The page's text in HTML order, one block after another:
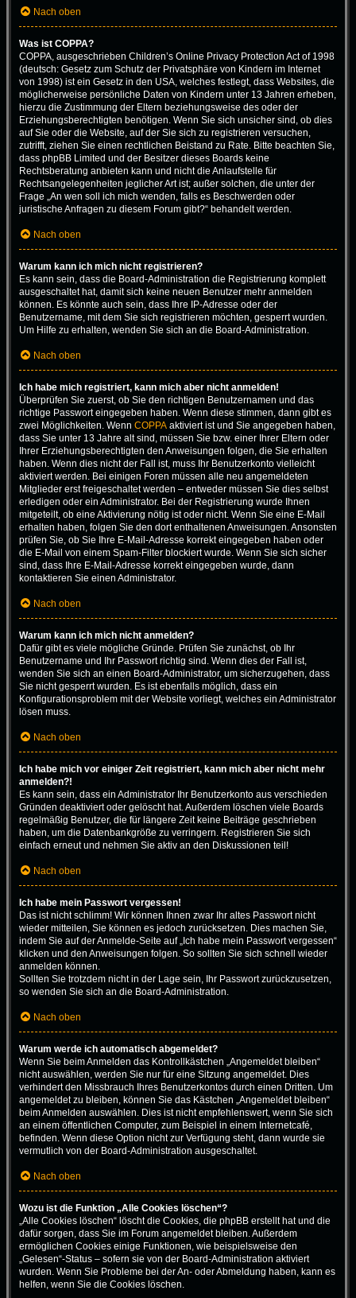
Nach oben
Was ist COPPA?
COPPA, ausgeschrieben Children’s Online Privacy Protection Act of 1998
(deutsch: Gesetz zum Schutz der Privatsphäre von Kindern im Internet
von 1998) ist ein Gesetz in den USA, welches festlegt, dass Websites, die
möglicherweise persönliche Daten von Kindern unter 13 Jahren erheben,
hierzu die Zustimmung der Eltern beziehungsweise des oder der
Erziehungsberechtigten benötigen. Wenn Sie sich unsicher sind, ob dies
auf Sie oder die Website, auf der Sie sich zu registrieren versuchen,
zutrifft, ziehen Sie einen rechtlichen Beistand zu Rate. Bitte beachten Sie,
dass phpBB Limited und der Besitzer dieses Boards keine
Rechtsberatung anbieten kann und nicht die Anlaufstelle für
Rechtsangelegenheiten jeglicher Art ist; außer solchen, die unter der
Frage „An wen soll ich mich wenden, falls es Beschwerden oder
juristische Anfragen zu diesem Forum gibt?“ behandelt werden.
Nach oben
Warum kann ich mich nicht registrieren?
Es kann sein, dass die Board-Administration die Registrierung komplett
ausgeschaltet hat, damit sich keine neuen Benutzer mehr anmelden
können. Es könnte auch sein, dass Ihre IP-Adresse oder der
Benutzername, mit dem Sie sich registrieren möchten, gesperrt wurden.
Um Hilfe zu erhalten, wenden Sie sich an die Board-Administration.
Nach oben
Ich habe mich registriert, kann mich aber nicht anmelden!
Überprüfen Sie zuerst, ob Sie den richtigen Benutzernamen und das
richtige Passwort eingegeben haben. Wenn diese stimmen, dann gibt es
zwei Möglichkeiten. Wenn COPPA aktiviert ist und Sie angegeben haben,
dass Sie unter 13 Jahre alt sind, müssen Sie bzw. einer Ihrer Eltern oder
Ihrer Erziehungsberechtigten den Anweisungen folgen, die Sie erhalten
haben. Wenn dies nicht der Fall ist, muss Ihr Benutzerkonto vielleicht
aktiviert werden. Bei einigen Foren müssen alle neu angemeldeten
Mitglieder erst freigeschaltet werden – entweder müssen Sie dies selbst
erledigen oder ein Administrator. Bei der Registrierung wurde Ihnen
mitgeteilt, ob eine Aktivierung nötig ist oder nicht. Wenn Sie eine E-Mail
erhalten haben, folgen Sie den dort enthaltenen Anweisungen. Ansonsten
prüfen Sie, ob Sie Ihre E-Mail-Adresse korrekt eingegeben haben oder
die E-Mail von einem Spam-Filter blockiert wurde. Wenn Sie sich sicher
sind, dass Ihre E-Mail-Adresse korrekt eingegeben wurde, dann
kontaktieren Sie einen Administrator.
Nach oben
Warum kann ich mich nicht anmelden?
Dafür gibt es viele mögliche Gründe. Prüfen Sie zunächst, ob Ihr
Benutzername und Ihr Passwort richtig sind. Wenn dies der Fall ist,
wenden Sie sich an einen Board-Administrator, um sicherzugehen, dass
Sie nicht gesperrt wurden. Es ist ebenfalls möglich, dass ein
Konfigurationsproblem mit der Website vorliegt, welches ein Administrator
lösen muss.
Nach oben
Ich habe mich vor einiger Zeit registriert, kann mich aber nicht mehr
anmelden?!
Es kann sein, dass ein Administrator Ihr Benutzerkonto aus verschieden
Gründen deaktiviert oder gelöscht hat. Außerdem löschen viele Boards
regelmäßig Benutzer, die für längere Zeit keine Beiträge geschrieben
haben, um die Datenbankgröße zu verringern. Registrieren Sie sich
einfach erneut und nehmen Sie aktiv an den Diskussionen teil!
Nach oben
Ich habe mein Passwort vergessen!
Das ist nicht schlimm! Wir können Ihnen zwar Ihr altes Passwort nicht
wieder mitteilen, Sie können es jedoch zurücksetzen. Dies machen Sie,
indem Sie auf der Anmelde-Seite auf „Ich habe mein Passwort vergessen“
klicken und den Anweisungen folgen. So sollten Sie sich schnell wieder
anmelden können.
Sollten Sie trotzdem nicht in der Lage sein, Ihr Passwort zurückzusetzen,
so wenden Sie sich an die Board-Administration.
Nach oben
Warum werde ich automatisch abgemeldet?
Wenn Sie beim Anmelden das Kontrollkästchen „Angemeldet bleiben“
nicht auswählen, werden Sie nur für eine Sitzung angemeldet. Dies
verhindert den Missbrauch Ihres Benutzerkontos durch einen Dritten. Um
angemeldet zu bleiben, können Sie das Kästchen „Angemeldet bleiben“
beim Anmelden auswählen. Dies ist nicht empfehlenswert, wenn Sie sich
an einem öffentlichen Computer, zum Beispiel in einem Internetcafé,
befinden. Wenn diese Option nicht zur Verfügung steht, dann wurde sie
vermutlich von der Board-Administration ausgeschaltet.
Nach oben
Wozu ist die Funktion „Alle Cookies löschen“?
„Alle Cookies löschen“ löscht die Cookies, die phpBB erstellt hat und die
dafür sorgen, dass Sie im Forum angemeldet bleiben. Außerdem
ermöglichen Cookies einige Funktionen, wie beispielsweise den
„Gelesen“-Status – sofern sie von der Board-Administration aktiviert
wurden. Wenn Sie Probleme bei der An- oder Abmeldung haben, kann es
helfen, wenn Sie die Cookies löschen.